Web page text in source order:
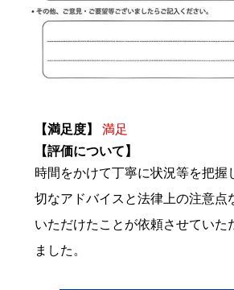
【満足度】
満足
【評価について】
時間をかけて丁寧に状況等を把握
切なアドバイスと法律上の注意点
いただけたことが依頼させていた
ました。